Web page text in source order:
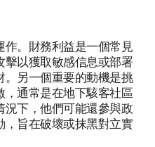
。財務利益是一個常見
以獲取敏感信息或部署
另一個重要的動機是挑
通常是在地下駭客社區
下，他們可能還參與政
旨在破壞或抹黑對立實